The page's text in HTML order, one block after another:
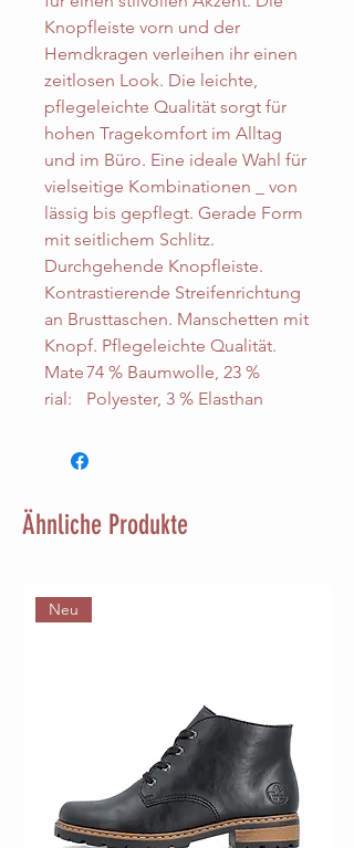
Knopfleiste vorn und der
Hemdkragen verleihen ihr einen
zeitlosen Look. Die leichte,
pflegeleichte Qualität sorgt für
hohen Tragekomfort im Alltag
und im Büro. Eine ideale Wahl für
vielseitige Kombinationen _ von
lässig bis gepflegt. Gerade Form
mit seitlichem Schlitz.
Durchgehende Knopfleiste.
Kontrastierende Streifenrichtung
an Brusttaschen. Manschetten mit
Knopf. Pflegeleichte Qualität.
Mate
rial:
74 % Baumwolle, 23 %
Polyester, 3 % Elasthan
Ähnliche Produkte
Neu